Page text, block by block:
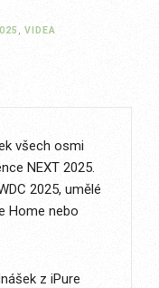
VIDEA
všech osmi
NEXT 2025.
2025, umělé
Home nebo
z iPure